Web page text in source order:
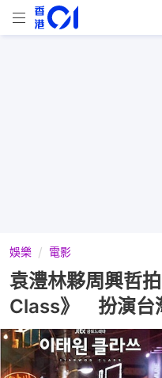
娛樂 電影
袁澧林夥周興哲
Class》 扮演台